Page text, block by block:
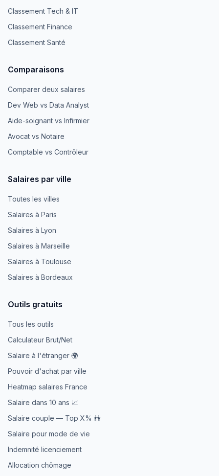
Classement Tech & IT
Classement Finance
Classement Santé
Comparaisons
Comparer deux salaires
Dev Web vs Data Analyst
Aide-soignant vs Infirmier
Avocat vs Notaire
Comptable vs Contrôleur
Salaires par ville
Toutes les villes
Salaires à Paris
Salaires à Lyon
Salaires à Marseille
Salaires à Toulouse
Salaires à Bordeaux
Outils gratuits
Tous les outils
Calculateur Brut/Net
Salaire à l'étranger 🌍
Pouvoir d'achat par ville
Heatmap salaires France
Salaire dans 10 ans 📈
Salaire couple — Top X% 👫
Salaire pour mode de vie
Indemnité licenciement
Allocation chômage